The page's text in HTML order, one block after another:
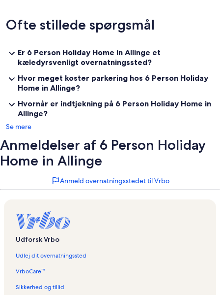
Ofte stillede spørgsmål
Er 6 Person Holiday Home in Allinge et
kæledyrsvenligt overnatningssted?
Hvor meget koster parkering hos 6 Person Holiday
Home in Allinge?
Hvornår er indtjekning på 6 Person Holiday Home in
Allinge?
Se mere
Anmeldelser af 6 Person Holiday
Home in Allinge
Anmeld overnatningsstedet til Vrbo
Udforsk Vrbo
Udlej dit overnatningssted
VrboCare™
Sikkerhed og tillid